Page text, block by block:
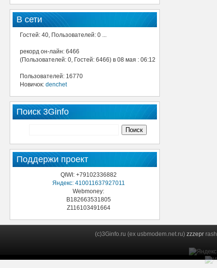
В сети
Гостей: 40, Пользователей: 0 ...
рекорд он-лайн: 6466
(Пользователей: 0, Гостей: 6466) в 08 мая : 06:12
Пользователей: 16770
Новичок: denchet
Поиск 3Ginfo
Поддержи проект
QIWI: +79102336882
Яндекс: 410011637927011
Webmoney:
B182663531805
Z116103491664
(c)3Ginfo.ru (ex usbmodem.net.ru) zzzepr